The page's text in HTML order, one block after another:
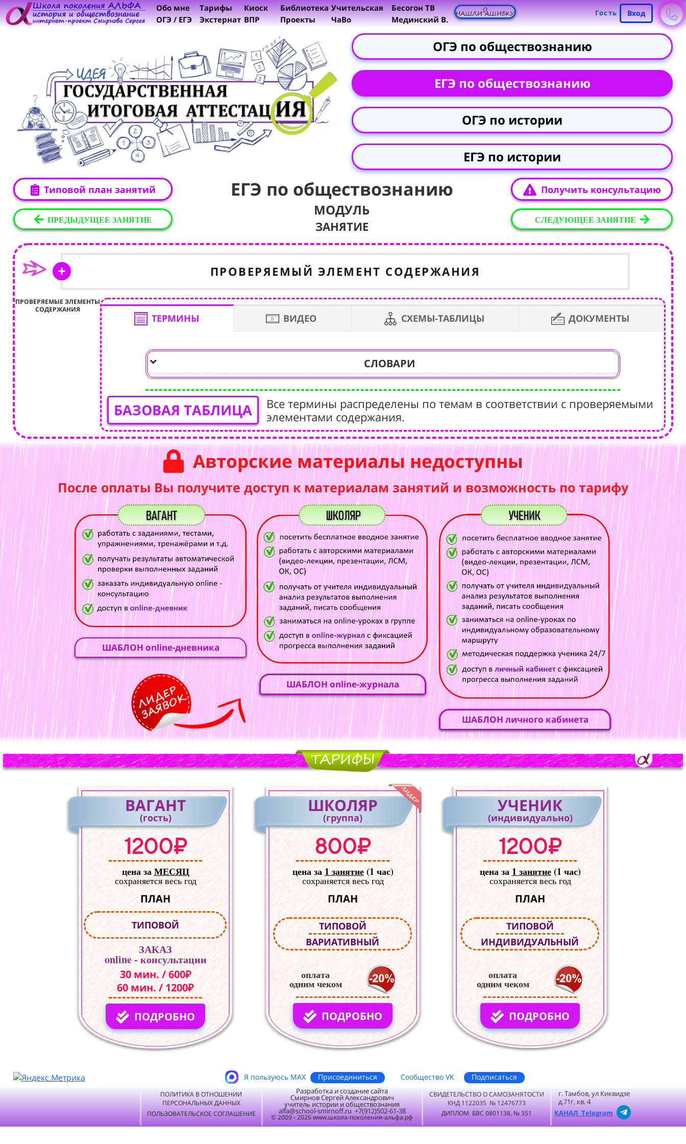
Обо мне
ОГЭ / ЕГЭ
Тарифы
Экстернат
Киоск
ВПР
Библиотека
Проекты
Учительская
ЧаВо
Бесогон ТВ
Мединский В.
Гость Вход
ОГЭ по обществознанию
ЕГЭ по обществознанию
ОГЭ по истории
ЕГЭ по истории
Типовой план занятий
ПРЕДЫДУЩЕЕ ЗАНЯТИЕ
ЕГЭ по обществознанию
МОДУЛЬ
ЗАНЯТИЕ
Получить консультацию
СЛЕДУЮЩЕЕ ЗАНЯТИЕ
ПРОВЕРЯЕМЫЙ ЭЛЕМЕНТ СОДЕРЖАНИЯ
ПРОВЕРЯЕМЫЕ ЭЛЕМЕНТЫ
СОДЕРЖАНИЯ
ТЕРМИНЫ ВИДЕО СХЕМЫ-ТАБЛИЦЫ ДОКУМЕНТЫ
СЛОВАРИ
БАЗОВАЯ ТАБЛИЦА
Все термины распределены по темам в соответствии с проверяемыми
элементами содержания.
Авторские материалы недоступны
После оплаты Вы получите доступ к материалам занятий и возможность по тарифу
ШАБЛОН online-дневника
ШАБЛОН online-журнала
ШАБЛОН личного кабинета
ВАГАНТ
(гость)
1200₽
цена заМЕСЯЦ
сохраняется весь год
ПЛАН
ТИПОВОЙ
ЗАКАЗ
online - консультации
30 мин. / 600₽
60 мин. / 1200₽
ПОДРОБНО
ШКОЛЯР
(группа)
800₽
цена за 1 занятие(1 час)
сохраняется весь год
ПЛАН
ТИПОВОЙ
ВАРИАТИВНЫЙ
оплата
одним чеком
ПОДРОБНО
УЧЕНИК
(индивидуально)
1200₽
цена за 1 занятие(1 час)
сохраняется весь год
ПЛАН
ТИПОВОЙ
ИНДИВИДУАЛЬНЫЙ
оплата
одним чеком
ПОДРОБНО
Я пользуюсь MАХ Присоединиться Сообщество VK Подписаться
ПОЛИТИКА В ОТНОШЕНИИ
ПЕРСОНАЛЬНЫХ ДАННЫХ
ПОЛЬЗОВАТЕЛЬСКОЕ СОГЛАШЕНИЕ
Разработка и создание сайта
Смирнов Сергей Александрович
учитель истории и обществознания
alfa@school-smirnoff.ru +7(912)502-61-38
© 2009 - 2026 www.школа-поколения-альфа.рф
СВИДЕТЕЛЬСТВО О САМОЗАНЯТОСТИ
КНД 1122035 № 12476773
ДИПЛОМ БВС 0801138, № 351
г. Тамбов, ул Киквидзе
д.71г, кв. 4
КАНАЛ Telegram